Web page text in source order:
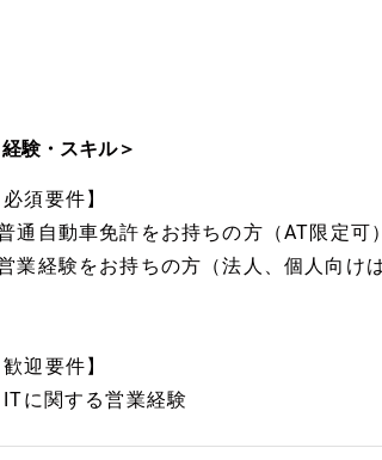
験・スキル＞
須要件】
通自動車免許をお持ちの方（AT限定可）
業経験をお持ちの方（法人、個人向け
迎要件】
に関する営業経験